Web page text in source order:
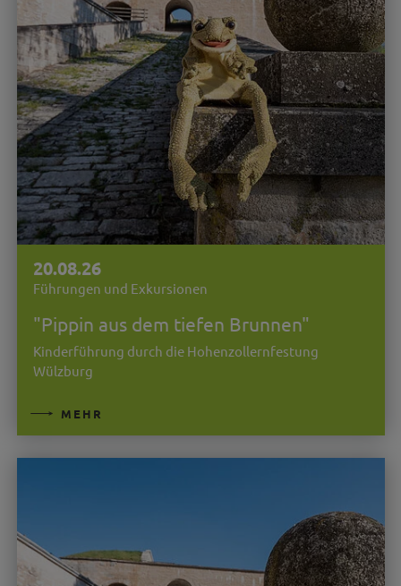
20.08.26
Führungen und Exkursionen
"Pippin aus dem tiefen Brunnen"
Kinderführung durch die Hohenzollernfestung
Wülzburg
MEHR